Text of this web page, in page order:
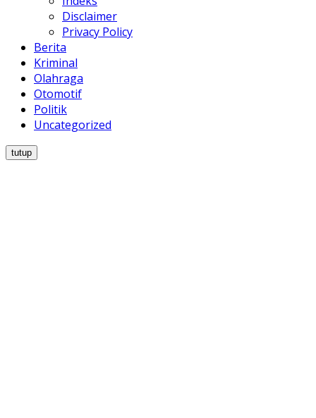
Disclaimer
Privacy Policy
Berita
Kriminal
Olahraga
Otomotif
Politik
Uncategorized
tutup